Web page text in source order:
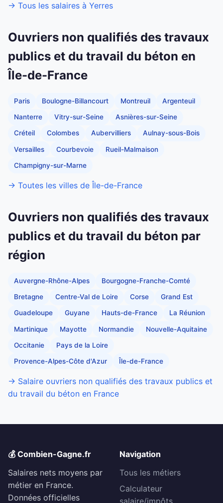
→ Tous les salaires à Yerres
Ouvriers non qualifiés des travaux
publics et du travail du béton en
Île-de-France
Paris Boulogne-Billancourt Montreuil Argenteuil
Nanterre Vitry-sur-Seine Asnières-sur-Seine
Créteil Colombes Aubervilliers Aulnay-sous-Bois
Versailles Courbevoie Rueil-Malmaison
Champigny-sur-Marne
→ Toutes les villes de Île-de-France
Ouvriers non qualifiés des travaux
publics et du travail du béton par
région
Auvergne-Rhône-Alpes Bourgogne-Franche-Comté
Bretagne Centre-Val de Loire Corse Grand Est
Guadeloupe Guyane Hauts-de-France La Réunion
Martinique Mayotte Normandie Nouvelle-Aquitaine
Occitanie Pays de la Loire
Provence-Alpes-Côte d'Azur Île-de-France
→ Salaire ouvriers non qualifiés des travaux publics et
du travail du béton en France
💰 Combien-Gagne.fr
Salaires nets moyens par
métier en France.
Données officielles
Navigation
Tous les métiers
Calculateur
salaire/impôts